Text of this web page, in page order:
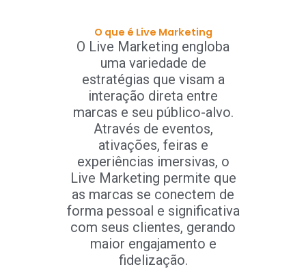
O que é Live Marketing
O Live Marketing engloba
uma variedade de
estratégias que visam a
interação direta entre
marcas e seu público-alvo.
Através de eventos,
ativações, feiras e
experiências imersivas, o
Live Marketing permite que
as marcas se conectem de
forma pessoal e significativa
com seus clientes, gerando
maior engajamento e
fidelização.